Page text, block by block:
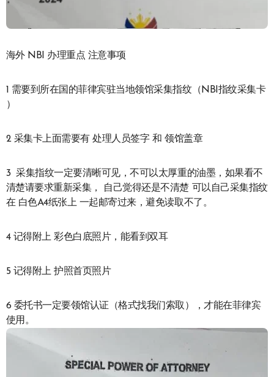
海外 NBI 办理重点 注意事项
1 需要到所在国的菲律宾驻当地领馆采集指纹（NBI指纹采集卡
）
2 采集卡上面需要有 处理人员签字 和 领馆盖章
3 采集指纹一定要清晰可见，不可以太厚重的油墨，如果看不
清楚请要求重新采集， 自己觉得还是不清楚 可以自己采集指纹
在 白色A4纸张上 一起邮寄过来，避免读取不了。
4 记得附上 彩色白底照片，能看到双耳
5 记得附上 护照首页照片
6 委托书一定要领馆认证（格式找我们索取），才能在菲律宾
使用。